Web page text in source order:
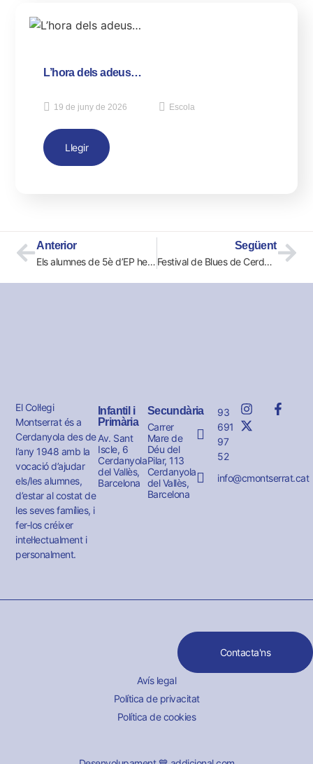
L’hora dels adeus…
19 de juny de 2026 Escola
Llegir
Anterior
Els alumnes de 5è d’EP hem anat d’excursió a Collserola.
Següent
Festival de Blues de Cerdanyola
El Col·legi
Montserrat és a
Cerdanyola des de
l’any 1948 amb la
vocació d’ajudar
els/les alumnes,
d’estar al costat de
les seves famílies, i
fer-los créixer
intel·lectualment i
personalment.
Infantil i
Primària
Av. Sant
Iscle, 6
Cerdanyola
del Vallès,
Barcelona
Secundària
Carrer
Mare de
Déu del
Pilar, 113
Cerdanyola
del Vallès,
Barcelona
93
691
97
52
info@cmontserrat.cat
Contacta'ns
Avís legal
Política de privacitat
Política de cookies